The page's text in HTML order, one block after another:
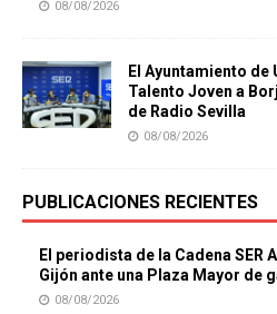
08/08/2026
El Ayuntamiento
Talento Joven a
de Radio Sevilla
08/08/2026
PUBLICACIONES RECIENTES
El periodista de la Cadena SER
Gijón ante una Plaza Mayor de
08/08/2026